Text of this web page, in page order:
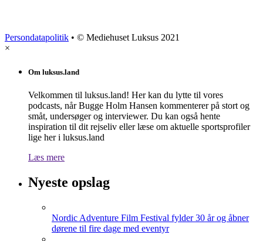
Persondatapolitik • © Mediehuset Luksus 2021
×
Om luksus.land
Velkommen til luksus.land! Her kan du lytte til vores
podcasts, når Bugge Holm Hansen kommenterer på stort og
småt, undersøger og interviewer. Du kan også hente
inspiration til dit rejseliv eller læse om aktuelle sportsprofiler
lige her i luksus.land
Læs mere
Nyeste opslag
Nordic Adventure Film Festival fylder 30 år og åbner
dørene til fire dage med eventyr